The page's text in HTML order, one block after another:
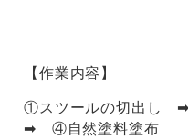
【作業内容】
①スツールの切出
➡ ④自然塗料塗布